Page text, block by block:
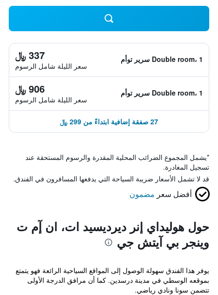
Double room، 1 سرير توأم 337 ﷼
سعر الليلة شامل الرسوم
Double room، 1 سرير توأم 906 ﷼
سعر الليلة شامل الرسوم
27 صفقة إضافية ابتداءً من 299 ﷼
*يشمل المجموع الضرائب المحلية المقدرة والرسوم المستحقة عند
تسجيل المغادرة.
قد لا تشمل الأسعار ضريبة السياحة التي يدفعها المسافرون في الفندق.
أفضل سعر مضمون
حول هوليداي إنر ديرديسيد ات، ان إٓم ت
وينجر بي آيتش جي
يوفر هذا الفندق سهولة الوصول إلى المواقع السياحية الرائعة فهو يتمتع
بموقعه الوسطي في مدينة درسدين. كما أن مرافق الدرجة الأولى
تتضمن سونا ونادي رياضي.